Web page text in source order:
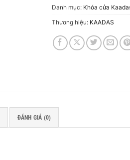
Danh mục: Khóa cửa
Thương hiệu: KAADAS
ĐÁNH GIÁ (0)